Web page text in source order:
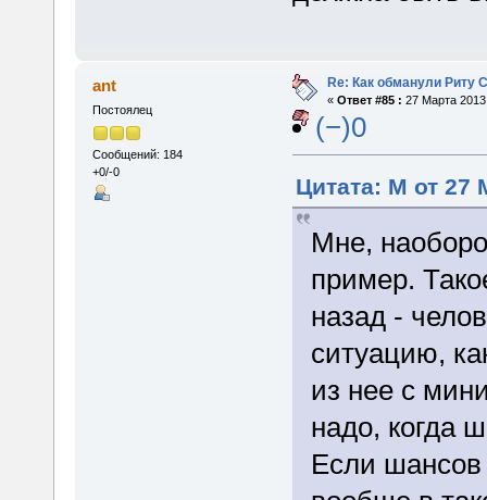
ant
Постоялец
Сообщений: 184
+0/-0
Re: Как обманули Риту
« Ответ #85 : 27 Марта
(−)0
Цитата: M от 27
Мне,
пример.
назад -
ситуацию,
из нее с
надо, когда
Если шансов